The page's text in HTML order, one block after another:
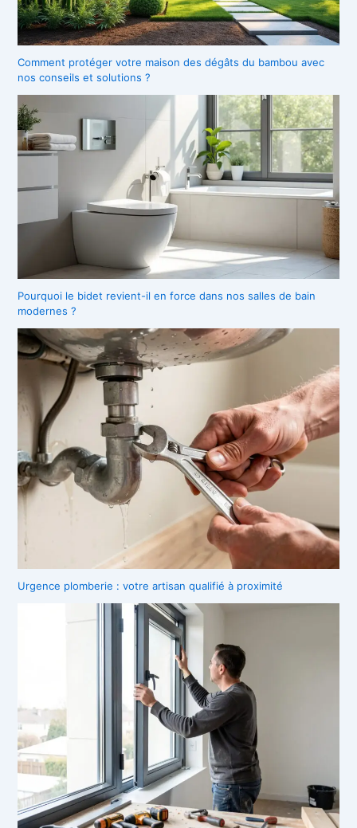
Comment protéger votre maison des dégâts du bambou avec
nos conseils et solutions ?
Pourquoi le bidet revient-il en force dans nos salles de bain
modernes ?
Urgence plomberie : votre artisan qualifié à proximité